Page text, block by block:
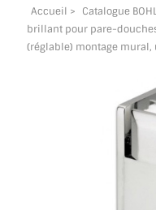
NOUS CONTACTER
MON COMPTE / SE
SUIVI DE DEVIS
Accueil > Catalogue
brillant pour pare-
(réglable) montage mural,